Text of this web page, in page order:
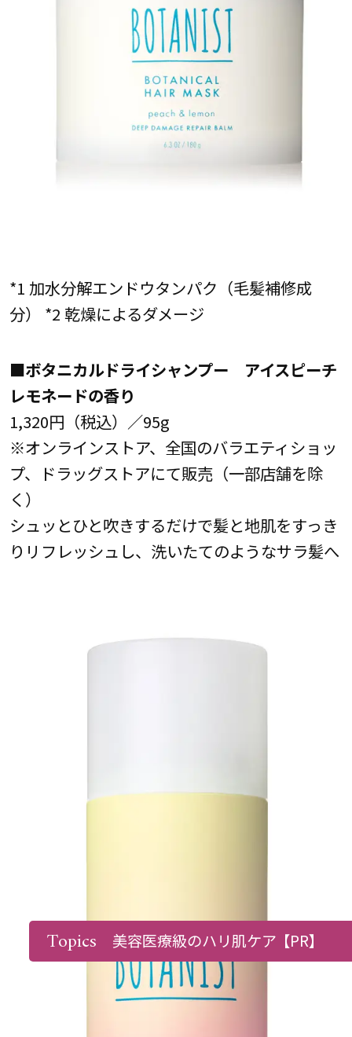
*1 加水分解エンドウタンパク（毛髪補修成
分） *2 乾燥によるダメージ
■ボタニカルドライシャンプー アイスピーチ
レモネードの香り
1,320円（税込）／95g
※オンラインストア、全国のバラエティショッ
プ、ドラッグストアにて販売（一部店舗を除
く）
シュッとひと吹きするだけで髪と地肌をすっき
りリフレッシュし、洗いたてのようなサラ髪へ
Topics 美容医療級のハリ肌ケア【PR】